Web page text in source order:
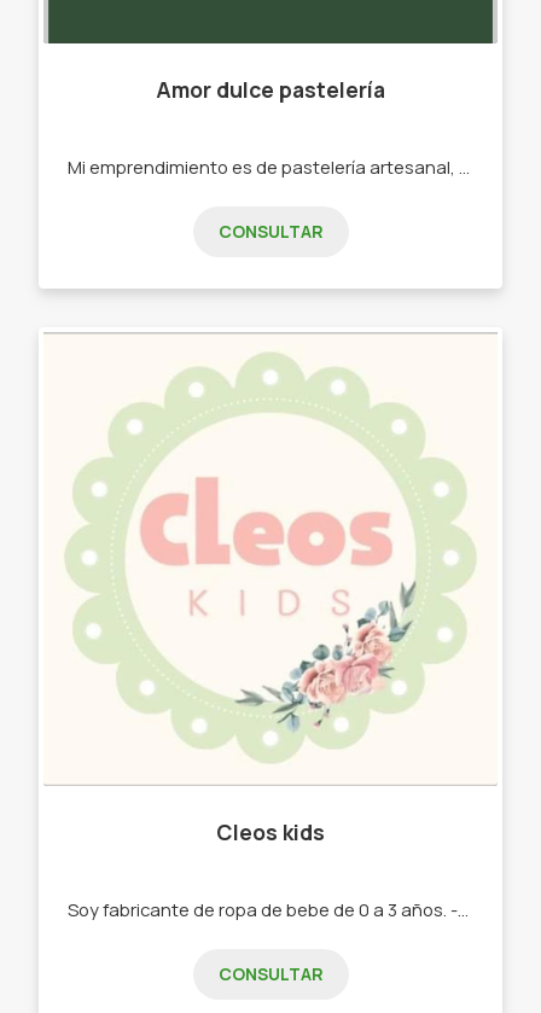
Amor dulce pastelería
CONSULTAR
Cleos kids
CONSULTAR